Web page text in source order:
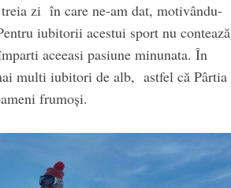
zi în care ne-am dat, motivându-
iubitorii acestui sport nu contează
aceeasi pasiune minunata. În
multi iubitori de alb, astfel că Pârtia
frumoși.